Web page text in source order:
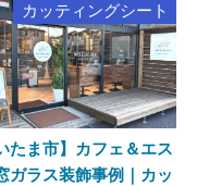
カッティングシート
たま市】カフェ＆エス
ガラス装飾事例｜カッ